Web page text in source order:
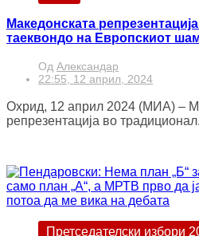
Македонската
таеквондо на Европскиот
Од Александар
22:55, 12 април, 2024
Охрид, 12 април 2024 (МИА) –
репрезентација во
Претседателски избори